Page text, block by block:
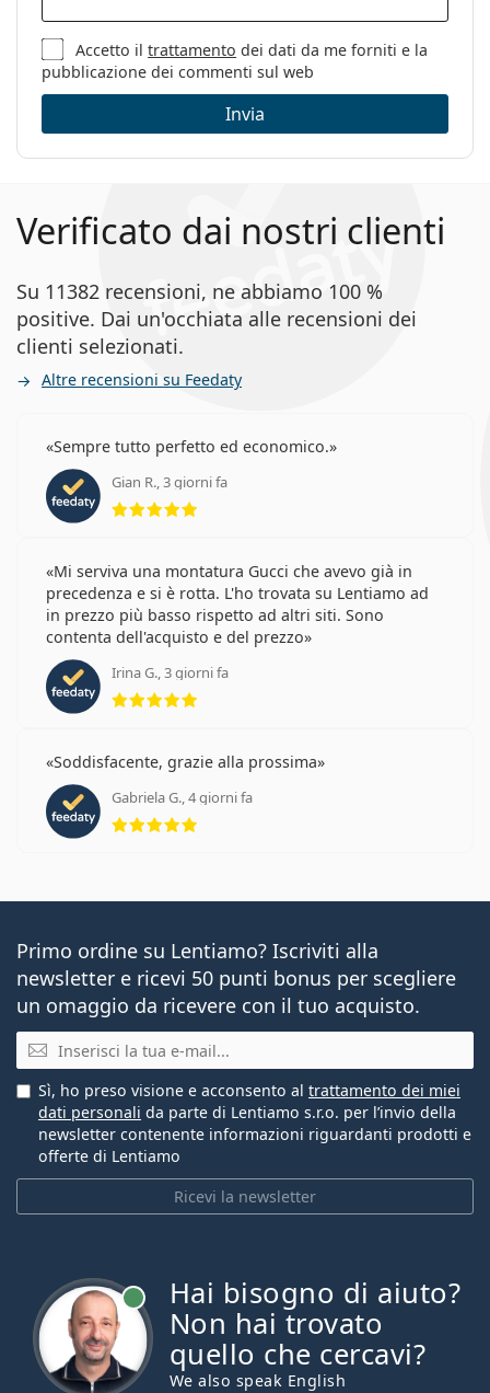
Categorie:
Occhiali da vista
Marca:
Saint Laurent
SL 259 003 53
Accetto iltrattamento dei dati da me forniti e la
pubblicazione dei commenti sul web
Invia
Verificato dai nostri clienti
Su 11382 recensioni, ne abbiamo 100 %
positive. Dai un'occhiata alle recensioni dei
clienti selezionati.
Altre recensioni su Feedaty
Sempre tutto perfetto ed economico.
Gian R., 3 giorni fa
Mi serviva una montatura Gucci che avevo già in
precedenza e si è rotta. L'ho trovata su Lentiamo ad
in prezzo più basso rispetto ad altri siti. Sono
contenta dell'acquisto e del prezzo
Irina G., 3 giorni fa
Soddisfacente, grazie alla prossima
Gabriela G., 4 giorni fa
valutazione 5 di 5
Primo ordine su Lentiamo? Iscriviti alla
newsletter e ricevi 50 punti bonus per scegliere
un omaggio da ricevere con il tuo acquisto.
E-mail
Ricevi la newsletter
Sì, ho preso visione e acconsento al trattamento dei miei
dati personali da parte di Lentiamo s.r.o. per l’invio della
newsletter contenente informazioni riguardanti prodotti e
offerte di Lentiamo
Hai bisogno di aiuto?
Non hai trovato
quello che cercavi?
We also speak English